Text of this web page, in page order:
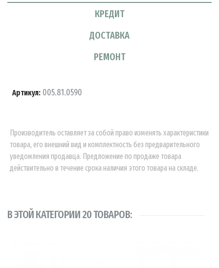
КРЕДИТ
ДОСТАВКА
РЕМОНТ
Артикул: 005.81.0590
Производитель оставляет за собой право изменять характеристики
товара, его внешний вид и комплектность без предварительного
уведомления продавца. Предложение по продаже товара
действительно в течение срока наличия этого товара на складе.
В ЭТОЙ КАТЕГОРИИ 20 ТОВАРОВ: